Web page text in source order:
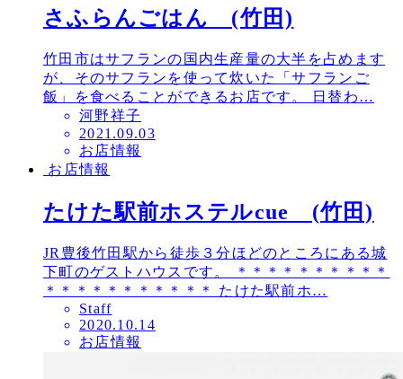
さふらんごはん (竹田)
竹田市はサフランの国内生産量の大半を占めます
が、そのサフランを使って炊いた「サフランご
飯」を食べることができるお店です。 日替わ…
河野祥子
投
稿
日
2021.09.03
お店情報
お店情報
たけた駅前ホステルcue (竹田)
JR豊後竹田駅から徒歩３分ほどのところにある城
下町のゲストハウスです。 ＊＊＊＊＊＊＊＊＊＊
＊＊＊＊＊＊＊＊＊＊＊ たけた駅前ホ…
Staff
投
稿
2020.10.14
お店情報